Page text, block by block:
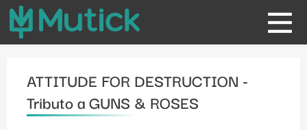
ATTITUDE FOR DESTRUCTION -
Tributo a GUNS & ROSES